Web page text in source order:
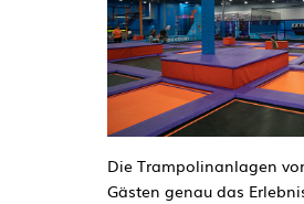
Die Trampolinanlagen
Gästen genau das